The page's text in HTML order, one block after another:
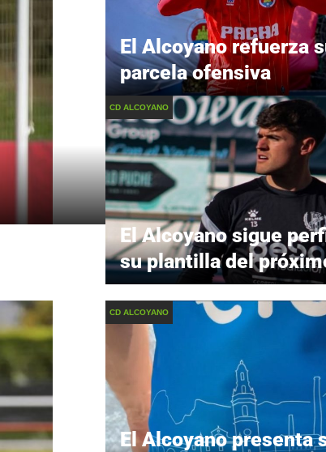
El Alcoyano refuerza
parcela ofensiva
CD ALCOYANO
El Alcoyano sigue
su plantilla del
CD ALCOYANO
El Alcoyano presenta